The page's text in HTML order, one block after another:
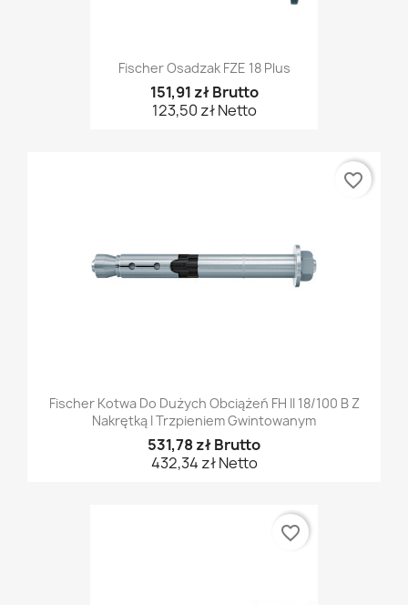
Fischer Osadzak FZE 18 Plus
151,91 zł Brutto
123,50 zł Netto
Fischer Kotwa Do Dużych Obciążeń FH II 18/100 B Z
Nakrętką I Trzpieniem Gwintowanym
531,78 zł Brutto
432,34 zł Netto
favorite_border
favorite_border